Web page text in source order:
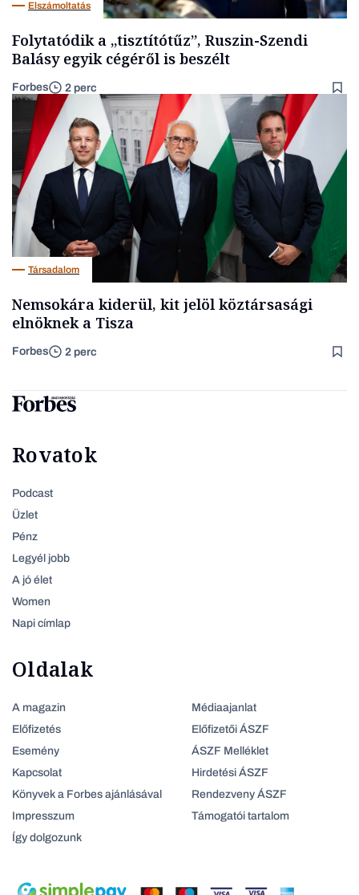
Elszámoltatás
Folytatódik a „tisztítótűz”, Ruszin-Szendi
Balásy egyik cégéről is beszélt
Forbes 2 perc
Társadalom
Nemsokára kiderül, kit jelöl köztársasági
elnöknek a Tisza
Forbes 2 perc
Rovatok
Podcast
Üzlet
Pénz
Legyél jobb
A jó élet
Women
Napi címlap
Oldalak
A magazin
Előfizetés
Esemény
Kapcsolat
Könyvek a Forbes ajánlásával
Impresszum
Így dolgozunk
Médiaajanlat
Előfizetői ÁSZF
ÁSZF Melléklet
Hirdetési ÁSZF
Rendezveny ÁSZF
Támogatói tartalom